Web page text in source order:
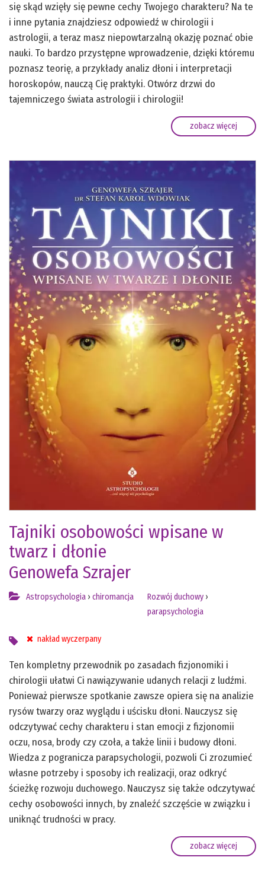
się skąd wzięły się pewne cechy Twojego charakteru? Na te
i inne pytania znajdziesz odpowiedź w chirologii i
astrologii, a teraz masz niepowtarzalną okazję poznać obie
nauki. To bardzo przystępne wprowadzenie, dzięki któremu
poznasz teorię, a przykłady analiz dłoni i interpretacji
horoskopów, nauczą Cię praktyki. Otwórz drzwi do
tajemniczego świata astrologii i chirologii!
zobacz więcej
Tajniki osobowości wpisane w
twarz i dłonie
Genowefa Szrajer
Astropsychologia › chiromancja Rozwój duchowy›
parapsychologia
nakład wyczerpany
Ten kompletny przewodnik po zasadach fizjonomiki i
chirologii ułatwi Ci nawiązywanie udanych relacji z ludźmi.
Ponieważ pierwsze spotkanie zawsze opiera się na analizie
rysów twarzy oraz wyglądu i uścisku dłoni. Nauczysz się
odczytywać cechy charakteru i stan emocji z fizjonomii
oczu, nosa, brody czy czoła, a także linii i budowy dłoni.
Wiedza z pogranicza parapsychologii, pozwoli Ci zrozumieć
własne potrzeby i sposoby ich realizacji, oraz odkryć
ścieżkę rozwoju duchowego. Nauczysz się także odczytywać
cechy osobowości innych, by znaleźć szczęście w związku i
uniknąć trudności w pracy.
zobacz więcej